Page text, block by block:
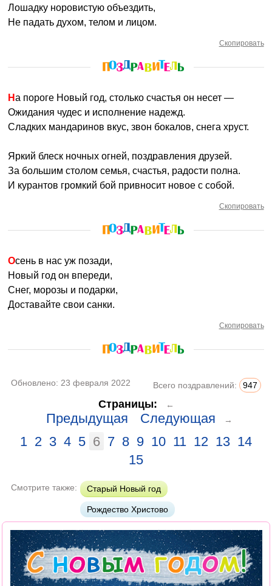
Лошадку норовистую объездить,
Не падать духом, телом и лицом.
Скопировать
На пороге Новый год, столько счастья он несет —
Ожидания чудес и исполнение надежд.
Сладких мандаринов вкус, звон бокалов, снега хруст.
Яркий блеск ночных огней, поздравления друзей.
За большим столом семья, счастья, радости полна.
И курантов громкий бой привносит новое с собой.
Скопировать
Осень в нас уж позади,
Новый год он впереди,
Снег, морозы и подарки,
Доставайте свои санки.
Скопировать
Обновлено: 23 февраля 2022 Всего поздравлений: 947
Страницы: ←
Предыдущая Следующая →
1 2 3 4 5 6 7 8 9 10 11 12 13 14
15
Смотрите также: Старый Новый год
Рождество Христово